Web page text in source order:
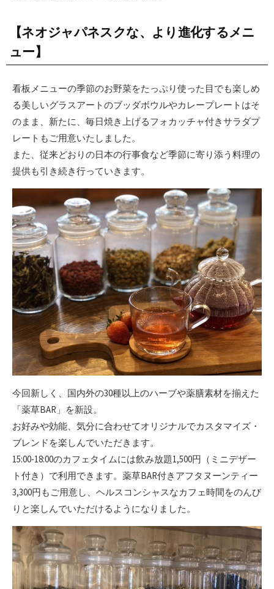
【ネオジャパネスクな、より進化するメニ
ュー】
看板メニューの季節のお野菜をたっぷり使った目でも楽しめ
る美しいグラスアートのブッダボウルやカレープレートはそ
のまま、新たに、毎日焼き上げるフォカッチャ付きサラダプ
レートもご用意いたしました。
また、従来どおりの日本の行事食など季節に寄り添う料理の
提供も引き続き行っていきます。
今回新しく、国内外の30種以上のハーブや薬膳素材を揃えた
「薬草BAR」を新設。
お好みや効能、気分に合わせてオリジナルでカスタマイズ・
ブレンドを楽しんでいただきます。
15:00-18:00のカフェタイムには飲み放題1,500円（ミニデザー
ト付き）で利用できます。薬草BAR付きアフタヌーンティー
3,300円もご用意し、ヘルスコンシャスなカフェ時間をのんび
りと楽しんでいただけるようになりました。